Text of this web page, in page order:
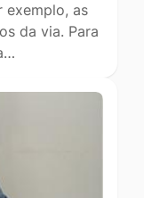
exemplo, as
da via. Para